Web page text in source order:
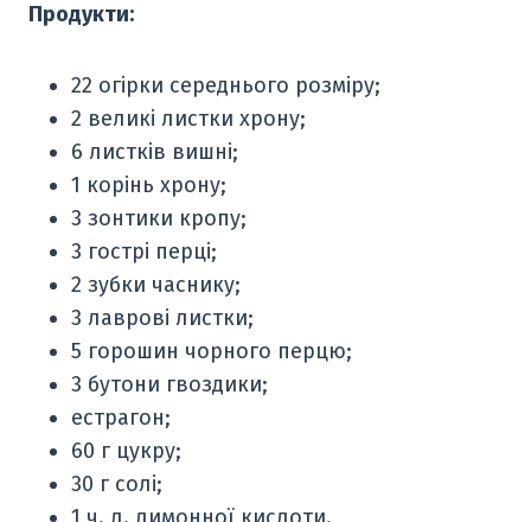
Продукти:
22 огірки середнього розміру;
2 великі листки хрону;
6 листків вишні;
1 корінь хрону;
3 зонтики кропу;
3 гострі перці;
2 зубки часнику;
3 лаврові листки;
5 горошин чорного перцю;
3 бутони гвоздики;
естрагон;
60 г цукру;
30 г солі;